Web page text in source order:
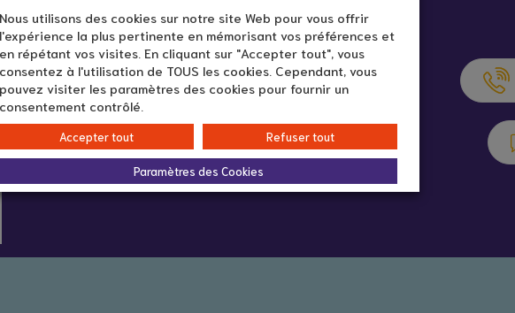
Infos pratiques :
En ligne
Nous utilisons des cookies sur notre site Web pour vous offrir
l'expérience la plus pertinente en mémorisant vos préférences et
en répétant vos visites. En cliquant sur "Accepter tout", vous
consentez à l'utilisation de TOUS les cookies. Cependant, vous
pouvez visiter les paramètres des cookies pour fournir un
consentement contrôlé.
Accepter tout Refuser tout
Paramètres des Cookies